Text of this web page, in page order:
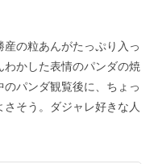
の粒あんがたっぷり入っ
わかした表情のパンダの焼
パンダ観覧後に、ちょっ
そう。ダジャレ好きな人